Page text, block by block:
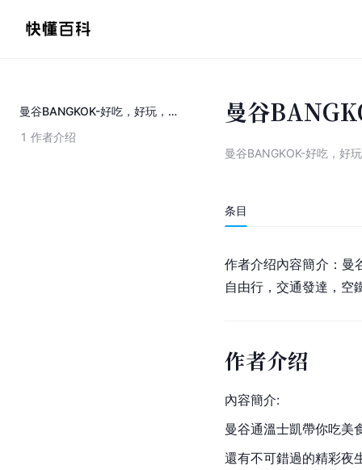
曼谷BANGKOK-好吃，好玩，泰好买
1 作者介绍
曼谷
曼谷BANGKOK-好吃，好
条目
作者介绍內容簡介：曼
自由行，交通發達，空
作者介绍
內容簡介:
曼谷通溫士凱帶你吃美
還有不可錯過的精彩夜